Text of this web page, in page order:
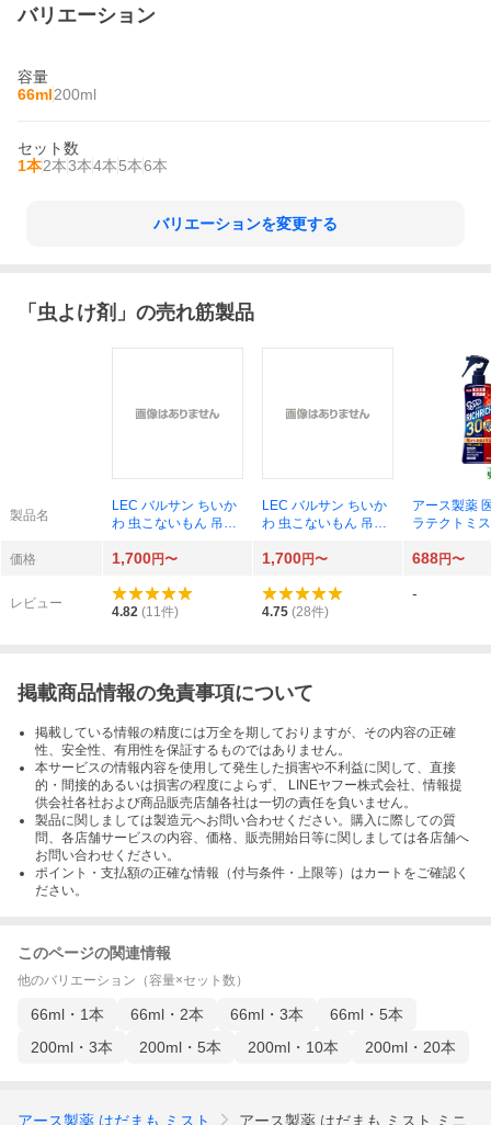
バリエーション
容量
66ml200ml
セット数
1本2本3本4本5本6本
バリエーションを変更する
「 虫よけ剤 」の売れ筋製品
製品名
LEC バルサン ちいか
わ 虫こないもん 吊
ワレ型×1セット
LEC バルサン ちいか
わ 虫こないもん 吊
かわ型×1セット
アース製薬
ラテクトミ
個
価格 1,700円〜 1,700円〜 688円〜
レビュー
4.82 (11件) 4.75 (28件)
-
掲載商品情報の免責事項について
掲載している情報の精度には万全を期しておりますが、その内容の正確
性、安全性、有用性を保証するものではありません。
本サービスの情報内容を使用して発生した損害や不利益に関して、直接
的・間接的あるいは損害の程度によらず、 LINEヤフー株式会社、情報提
供会社各社および商品販売店舗各社は一切の責任を負いません。
製品に関しましては製造元へお問い合わせください。購入に際しての質
問、各店舗サービスの内容、価格、販売開始日等に関しましては各店舗へ
お問い合わせください。
ポイント・支払額の正確な情報（付与条件・上限等）はカートをご確認く
ださい。
このページの関連情報
他のバリエーション（容量×セット数）
66ml・1本 66ml・2本 66ml・3本
66ml・5本
200ml・3本
200ml・5本 200ml・10本 200ml・20本
アース製薬 はだまも ミスト アース製薬 はだまも ミスト ミニ